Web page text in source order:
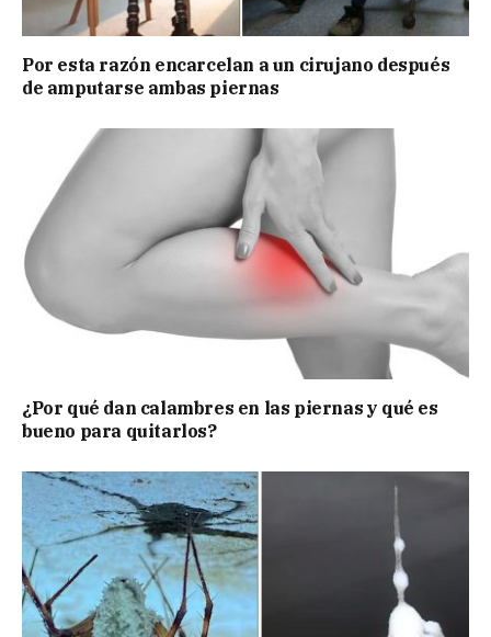
Por esta razón encarcelan a un cirujano después
de amputarse ambas piernas
¿Por qué dan calambres en las piernas y qué es
bueno para quitarlos?